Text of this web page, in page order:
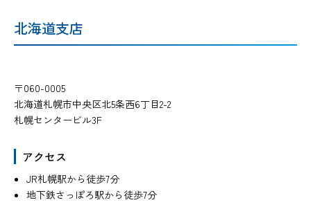
北海道支店
〒060-0005
北海道札幌市中央区北5条西6丁目2-2
札幌センタービル3F
アクセス
JR札幌駅から徒歩7分
地下鉄さっぽろ駅から徒歩7分